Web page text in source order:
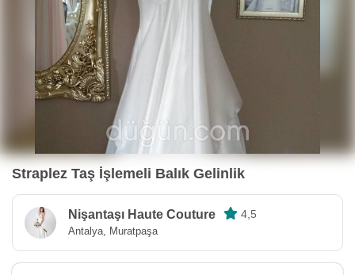
Straplez Taş İşlemeli Balık Gelinlik
Nişantaşı Haute Couture 4,5
Antalya, Muratpaşa